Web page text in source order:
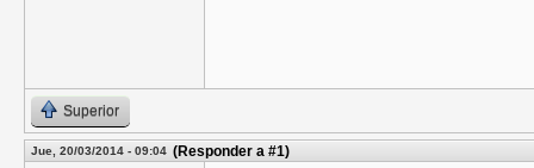
Superior
Jue, 20/03/2014 - 09:04 (Responder a #1)